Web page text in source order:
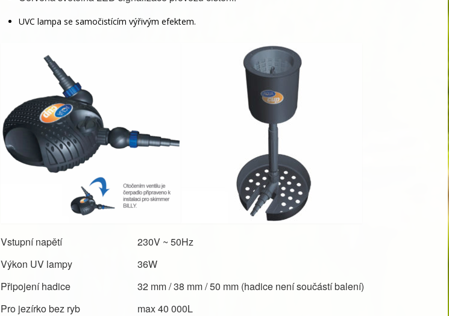
UVC lampa se samočistícím výřivým efektem.
Vstupní napětí
230V ~ 50Hz
Výkon UV lampy
36W
Připojení hadice
32 mm / 38 mm / 50 mm (hadice není součástí balení)
Pro jezírko bez ryb
max 40 000L